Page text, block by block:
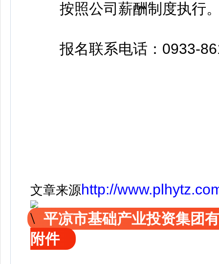
按照公司薪酬制度执行
报名联系电话：0933-
文章来源http://
平凉市基础产业投资集团
附件